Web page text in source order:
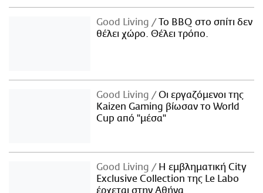
Good Living
Το BBQ στο σπίτι δεν
θέλει χώρο. Θέλει τρόπο.
Good Living
Οι εργαζόμενοι της
Kaizen Gaming βίωσαν το World
Cup από "μέσα"
Good Living
Η εμβληματική City
Exclusive Collection της Le Labo